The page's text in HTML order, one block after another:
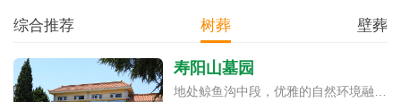
综合推荐 树葬 壁葬
寿阳山墓园
地处鲸鱼沟中段，优雅的自然环境融入天然生态，是逝者安息的理想之地